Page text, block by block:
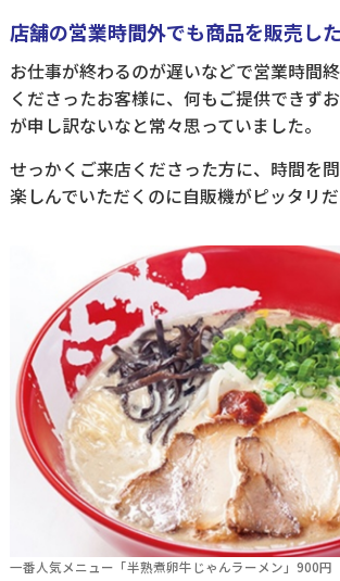
一番人気メニュー「半熟煮卵牛じゃんラーメン」900円
店舗の営業時間外でも商品を販売し
お仕事が終わるのが遅いなどで営業時間
くださったお客様に、何もご提供できず
が申し訳ないなと常々思っていました。
せっかくご来店くださった方に、時間を
楽しんでいただくのに自販機がピッタリだ